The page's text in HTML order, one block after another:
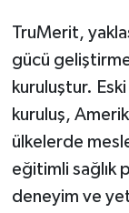
TruMerit,
gücü
kuruluştur.
kuruluş,
ülkelerde
eğitimli sağlık
deneyim ve